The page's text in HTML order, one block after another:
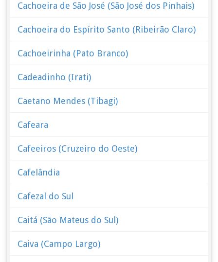
Cachoeira de São José (São José dos Pinhais)
Cachoeira do Espírito Santo (Ribeirão Claro)
Cachoeirinha (Pato Branco)
Cadeadinho (Irati)
Caetano Mendes (Tibagi)
Cafeara
Cafeeiros (Cruzeiro do Oeste)
Cafelândia
Cafezal do Sul
Caitá (São Mateus do Sul)
Caiva (Campo Largo)